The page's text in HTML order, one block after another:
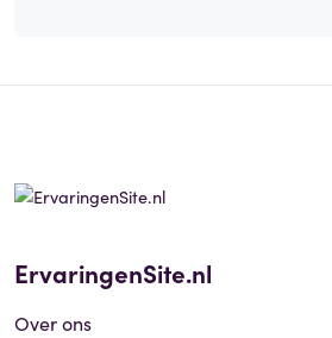
ErvaringenSite.nl
Over ons